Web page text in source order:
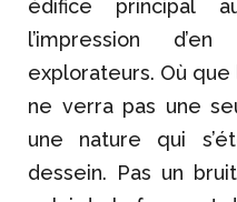
édifice principal
l’impression
explorateurs. Où que
ne verra pas une
une nature qui
dessein. Pas un